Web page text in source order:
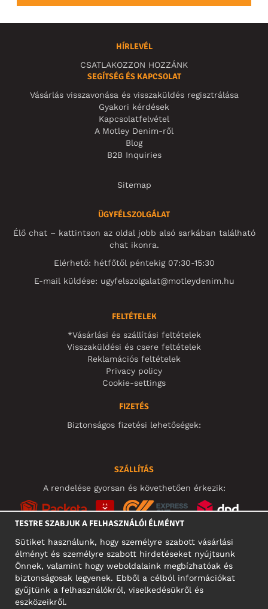
HÍRLEVÉL
CSATLAKOZZON HOZZÁNK
SEGÍTSÉG ÉS KAPCSOLAT
Vásárlás visszavonása és visszaküldés regisztrálása
Gyakori kérdések
Kapcsolatfelvétel
A Motley Denim-ről
Blog
B2B Inquiries
Sitemap
ÜGYFÉLSZOLGÁLAT
Élő chat – kattintson az oldal jobb alsó sarkában található
chat ikonra.
Elérhető: hétfőtől péntekig 07:30-15:30
E-mail küldése: ugyfelszolgalat@motleydenim.hu
FELTÉTELEK
*Vásárlási és szállítási feltételek
Visszaküldési és csere feltételek
Reklamációs feltételek
Privacy policy
Cookie-settings
FIZETÉS
Biztonságos fizetési lehetőségek:
SZÁLLÍTÁS
A rendelése gyorsan és követhetően érkezik:
KÖZÖSSÉGI MÉDIA
TESTRE SZABJUK A FELHASZNÁLÓI ÉLMÉNYT
Sütiket használunk, hogy személyre szabott vásárlási
élményt és személyre szabott hirdetéseket nyújtsunk
Önnek, valamint hogy weboldalaink megbízhatóak és
biztonságosak legyenek. Ebből a célból információkat
gyűjtünk a felhasználókról, viselkedésükről és
eszközeikről.